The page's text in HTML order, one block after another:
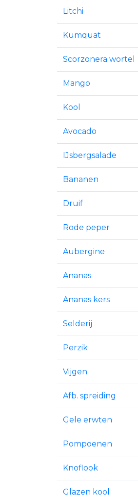
Litchi
Kumquat
Scorzonera wortel
Mango
Kool
Avocado
IJsbergsalade
Bananen
Druif
Rode peper
Aubergine
Ananas
Ananas kers
Selderij
Perzik
Vijgen
Afb. spreiding
Gele erwten
Pompoenen
Knoflook
Glazen kool